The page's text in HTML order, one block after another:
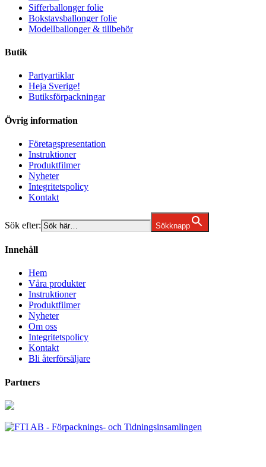
Sifferballonger folie
Bokstavsballonger folie
Modellballonger & tillbehör
Butik
Partyartiklar
Heja Sverige!
Butiksförpackningar
Övrig information
Företagspresentation
Instruktioner
Produktfilmer
Nyheter
Integritetspolicy
Kontakt
Sök efter: Sökknapp
Innehåll
Hem
Våra produkter
Instruktioner
Produktfilmer
Nyheter
Om oss
Integritetspolicy
Kontakt
Bli återförsäljare
Partners